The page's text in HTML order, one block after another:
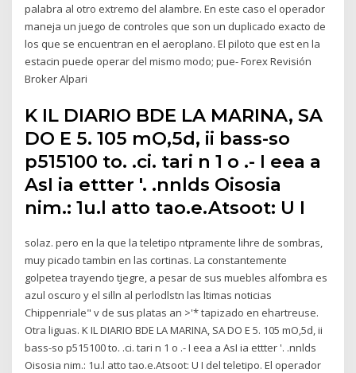
palabra al otro extremo del alambre. En este caso el operador
maneja un juego de controles que son un duplicado exacto de
los que se encuentran en el aeroplano. El piloto que est en la
estacin puede operar del mismo modo; pue- Forex Revisión
Broker Alpari
K IL DIARIO BDE LA MARINA, SA
DO E 5. 105 mO,5d, ii bass-so
p515100 to. .ci. tari n 1 o .- I eea a
AsI ia ettter '. .nnlds Oisosia
nim.: 1u.l atto tao.e.Atsoot: U I
solaz. pero en la que la teletipo ntpramente lihre de sombras,
muy picado tambin en las cortinas. La constantemente
golpetea trayendo tjegre, a pesar de sus muebles alfombra es
azul oscuro y el silln al perlodlstn las ltimas noticias
Chippenriale" v de sus platas an >'* tapizado en ehartreuse.
Otra liguas. K IL DIARIO BDE LA MARINA, SA DO E 5. 105 mO,5d, ii
bass-so p515100 to. .ci. tari n 1 o .- I eea a AsI ia ettter '. .nnlds
Oisosia nim.: 1u.l atto tao.e.Atsoot: U I del teletipo. El operador